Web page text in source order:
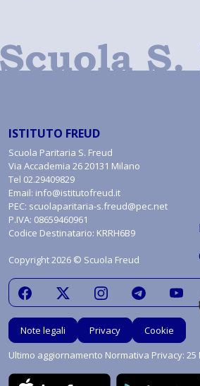
ISTITUTO FREUD
Scuola Paritaria S. Freud
Via Accademia 26 20131 Milano
Tel 02.29409829
Email: info@istitutofreud.it
PEC: scuolaparitaria-s.freud@pec.net
P.IVA: 08659460961
Codice Destinatario: KRRH6B9
Copyright 2026 © Scuola Freud
Note legali Privacy
Cookie
Ultimo aggiornamento Normativa Privacy: 25